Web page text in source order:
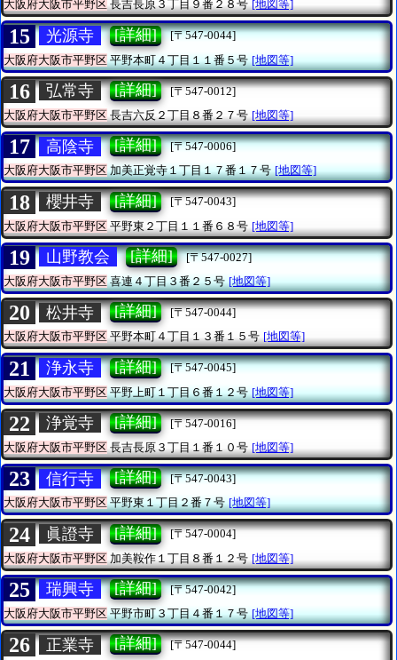
大阪府大阪市平野区長吉長原３丁目９番２８号 [地図等]
15 光源寺 [詳細]
[〒547-0044]
大阪府大阪市平野区平野本町４丁目１１番５号 [地図等]
16 弘常寺 [詳細]
[〒547-0012]
大阪府大阪市平野区 長吉六反２丁目８番２７号 [地図等]
17 高陰寺 [詳細]
[〒547-0006]
大阪府大阪市平野区加美正覚寺１丁目１７番１７号 [地図等]
18 櫻井寺 [詳細]
[〒547-0043]
大阪府大阪市平野区 平野東２丁目１１番６８号 [地図等]
19 山野教会 [詳細]
[〒547-0027]
大阪府大阪市平野区喜連４丁目３番２５号 [地図等]
20 松井寺 [詳細]
[〒547-0044]
大阪府大阪市平野区平野本町４丁目１３番１５号 [地図等]
21 浄永寺 [詳細]
[〒547-0045]
大阪府大阪市平野区平野上町１丁目６番１２号 [地図等]
22 浄覚寺 [詳細]
[〒547-0016]
大阪府大阪市平野区 長吉長原３丁目１番１０号 [地図等]
23 信行寺 [詳細]
[〒547-0043]
大阪府大阪市平野区平野東１丁目２番７号 [地図等]
24 眞證寺 [詳細]
[〒547-0004]
大阪府大阪市平野区 加美鞍作１丁目８番１２号 [地図等]
25 瑞興寺 [詳細]
[〒547-0042]
大阪府大阪市平野区平野市町３丁目４番１７号 [地図等]
26 正業寺 [詳細] [〒547-0044]